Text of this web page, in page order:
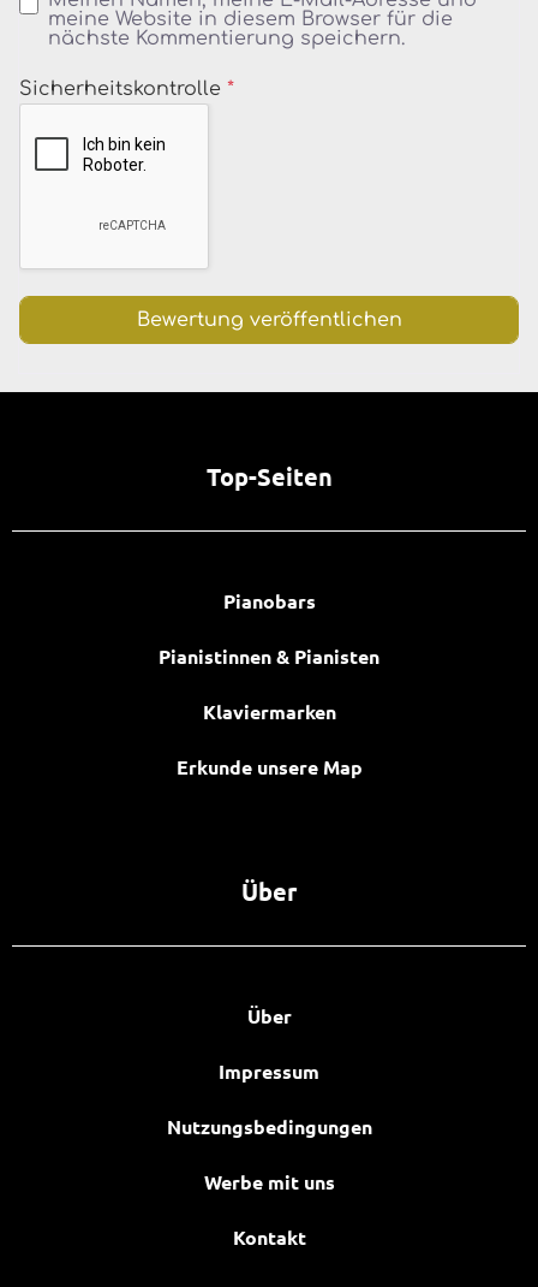
meine Website in diesem Browser für die
nächste Kommentierung speichern.
Sicherheitskontrolle *
Top-Seiten
Pianobars
Pianistinnen & Pianisten
Klaviermarken
Erkunde unsere Map
Über
Über
Impressum
Nutzungsbedingungen
Werbe mit uns
Kontakt